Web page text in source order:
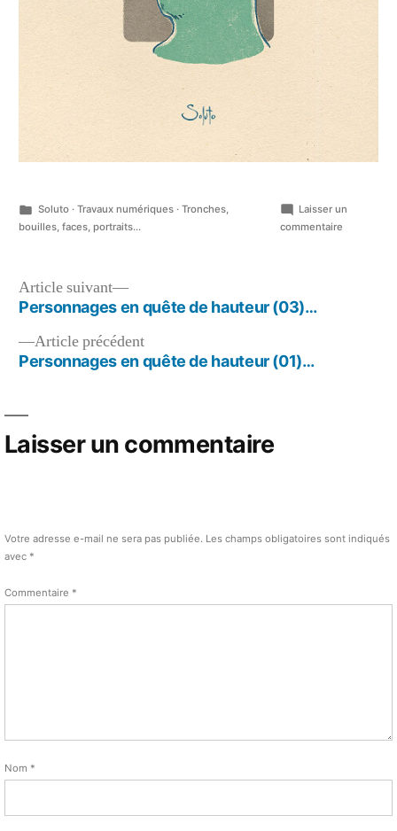
Publié
dans
Soluto· Travaux numériques· Tronches,
bouilles, faces, portraits...
Laisser un
commentairesur
Navigation
de
l’article
Article précédentArticle
précédent :
Personnages en quête de hauteur (01)…
Article suivant
Article
suivant :
Personnages en quête de hauteur (03)…
Laisser un commentaire
Votre adresse e-mail ne sera pas publiée. Les champs obligatoires sont indiqués
avec *
Commentaire *
Nom *